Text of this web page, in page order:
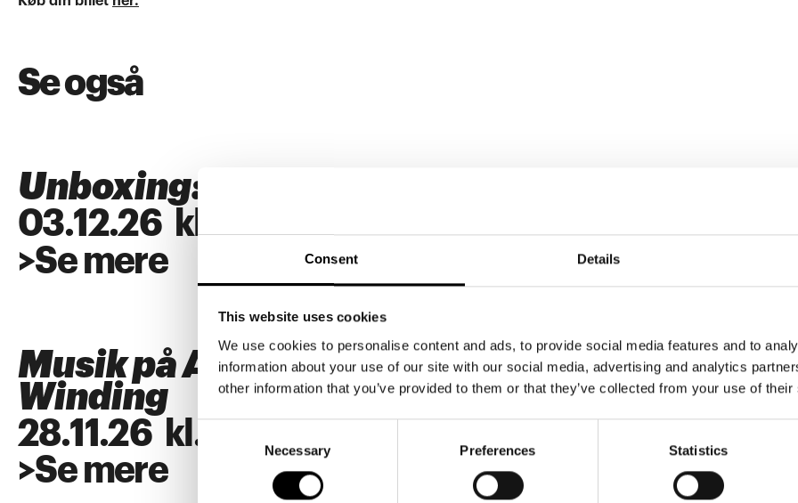
Consent Details
This website uses cookies
We use cookies to personalise content and ads, to provide social media features and to
information about your use of our site with our social media, advertising and analytics
other information that you’ve provided to them or that they’ve collected from your use of
Selection
Necessary Preferences Statistics
Se også
Unboxing: SUPERFLEX
03.12.26 kl.
>Se mere
Musik på ARKEN: Alberte
Winding
28.11 .26 kl.
>Se mere